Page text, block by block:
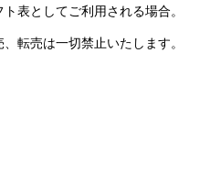
表としてご利用される場合。
転売は一切禁止いたします。